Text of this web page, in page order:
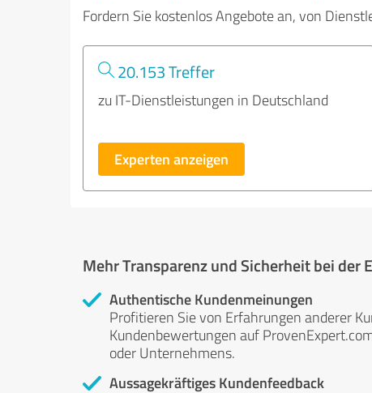
Fordern Sie kostenlos Angebote an, von
20.153 Treffer
zu IT-Dienstleistungen in Deutschland
Experten anzeigen
Mehr Transparenz und Sicherheit bei der
Authentische Kundenmeinungen
Profitieren Sie von Erfahrungen anderer
Kundenbewertungen auf
oder Unternehmens.
Aussagekräftiges Kundenfeedback